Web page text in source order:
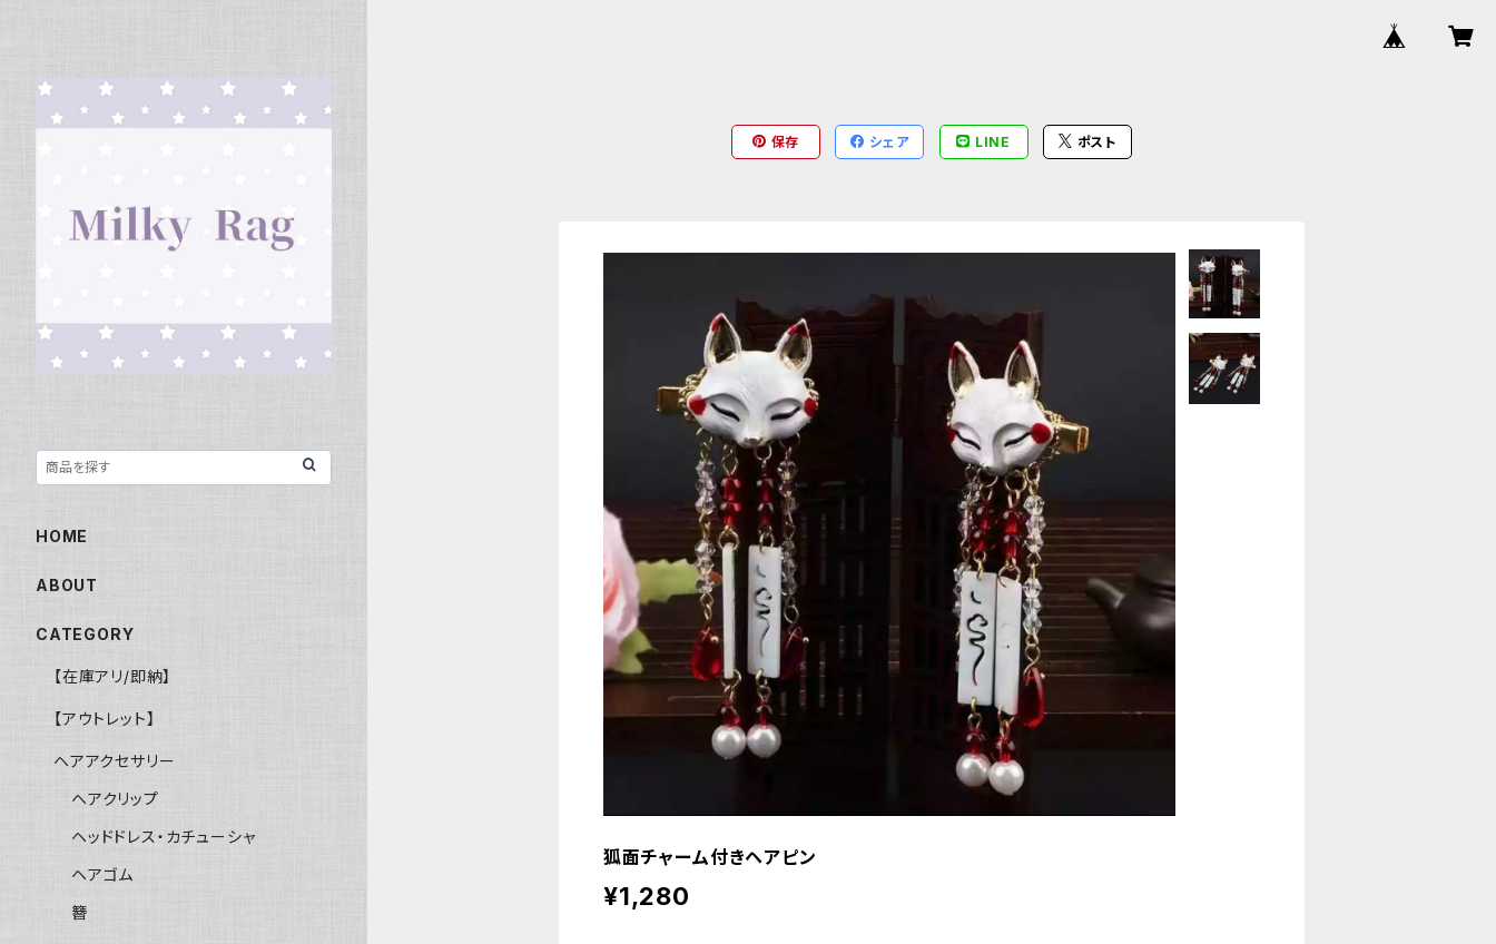
保存 シェア LINE ポスト
狐面チャーム付きヘアピン
¥1,280
HOME
ABOUT
CATEGORY
【在庫アリ/即納】
【アウトレット】
ヘアアクセサリー
ヘアクリップ
ヘッドドレス・カチューシャ
ヘアゴム
簪